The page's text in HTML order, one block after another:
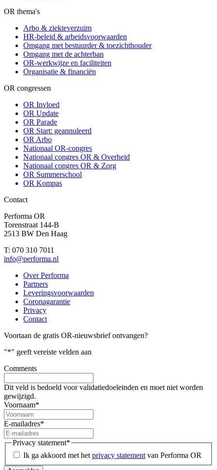
OR thema's
Arbo & ziekteverzuim
HR-beleid & arbeidsvoorwaarden
Omgang met bestuurder & toezichthouder
Omgang met de achterban
OR-werkwijze en faciliteiten
Organisatie & financiën
OR congressen
OR Invloed
OR Update
OR Parade
OR Start: geannuleerd
OR Arbo
Nationaal OR-congres
Nationaal congres OR & Overheid
Nationaal congres OR & Zorg
OR Summerschool
OR Kompas
Contact
Performa OR
Torenstraat 144-B
2513 BW Den Haag
T: 070 310 7011
info@performa.nl
Over Performa
Partners
Leveringsvoorwaarden
Coronagarantie
Privacy
Contact
Voortaan de gratis OR-nieuwsbrief ontvangen?
"*" geeft vereiste velden aan
Comments
Dit veld is bedoeld voor validatiedoeleinden en moet niet worden
gewijzigd.
Voornaam*
E-mailadres*
Privacy statement*
Ik ga akkoord met het privacy statement van Performa OR